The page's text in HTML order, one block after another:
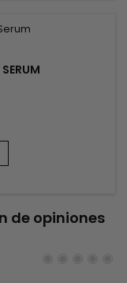
de opiniones